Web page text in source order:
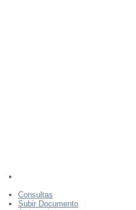
Consultas
Subir Documento